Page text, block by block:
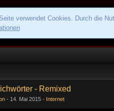
verwendet Cookies. Durch die
- Remixed
14. Mai 2015 Internet